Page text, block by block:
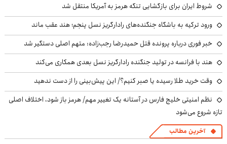
شروط ایران برای بازگشایی تنگه هرمز به آمریکا منتقل شد
ورود ترکیه به باشگاه جنگنده‌های رادارگریز نسل پنجم؛ هند عقب ماند
خبر فوری درباره پرونده قتل حمیدرضا رجب‌زاده: متهم اصلی دستگیر شد
هند با فرانسه در تولید جنگنده رادارگریز نسل بعدی همکاری می‌کند
وقت خرید طلا رسیده یا صبر کنیم؟/ این پیش‌بینی را از دست ندهید
نظم امنیتی خلیج فارس در آستانه یک تغییر مهم/ هرمز باز شود، اختلاف اصلی
تازه شروع می‌شود
آخرین مطالب